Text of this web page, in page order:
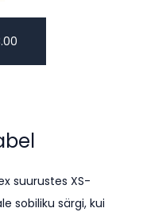
suurustes XS-
sobiliku särgi, kui